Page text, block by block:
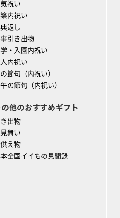
祝い
内祝い
返し
引き出物
学・入園内祝い
内祝い
節句（内祝い）
の節句（内祝い）
の他のおすすめギフト
出物
舞い
え物
本全国イイもの見聞録